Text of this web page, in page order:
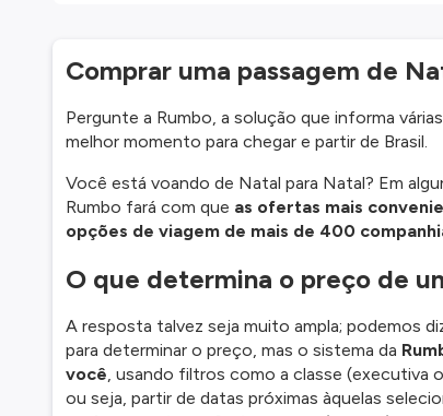
Comprar uma passagem de
Pergunte a Rumbo, a solução que informa
melhor momento para chegar e partir de Brasil.
Você está voando de Natal para Natal? Em
Rumbo fará com que as ofertas mais
opções de viagem de mais de 400
O que determina o preço de
A resposta talvez seja muito ampla; podemos
para determinar o preço, mas o sistema da
você, usando filtros como a classe (executiva
ou seja, partir de datas próximas àquelas